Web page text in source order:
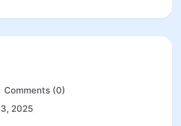
Comments (0)
2025